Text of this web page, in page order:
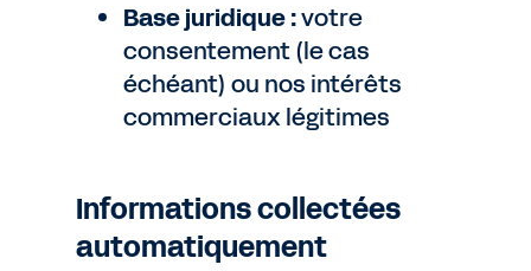
Base juridique :votre
consentement (le cas
échéant) ou nos intérêts
commerciaux légitimes
Informations collectées
automatiquement